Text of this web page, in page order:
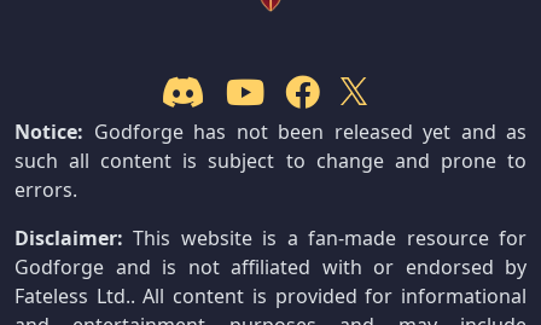
Notice: Godforge has not been released yet and as
such all content is subject to change and prone to
errors.
Disclaimer: This website is a fan-made resource for
Godforge and is not affiliated with or endorsed by
Fateless Ltd.. All content is provided for informational